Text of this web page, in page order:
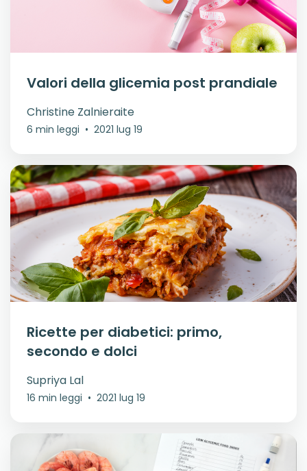
Valori della glicemia post prandiale
Christine Zalnieraite
6 min leggi • 2021 lug 19
Ricette per diabetici: primo,
secondo e dolci
Supriya Lal
16 min leggi • 2021 lug 19